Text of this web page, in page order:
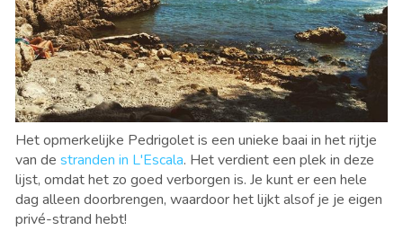
Het opmerkelijke Pedrigolet is een unieke baai in het rijtje
van de stranden in L'Escala. Het verdient een plek in deze
lijst, omdat het zo goed verborgen is. Je kunt er een hele
dag alleen doorbrengen, waardoor het lijkt alsof je je eigen
privé-strand hebt!